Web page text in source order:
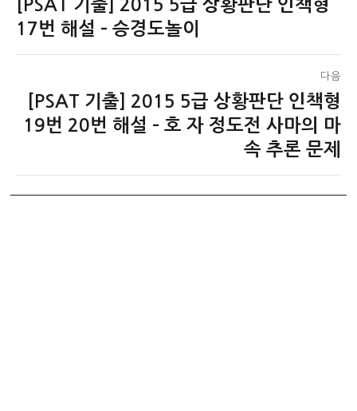
탐
색
이
전
[PSAT 기출] 2015 5급 상황판단 인책형
17번 해설 – 승경도놀이
다음
음
[PSAT 기출] 2015 5급 상황판단 인책형
19번 20번 해설 – 호 자 정도전 사마의 마
속 추론 문제